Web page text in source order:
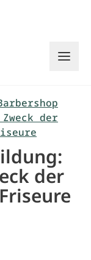
der
der